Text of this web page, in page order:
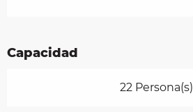
Capacidad
22 Persona(s)